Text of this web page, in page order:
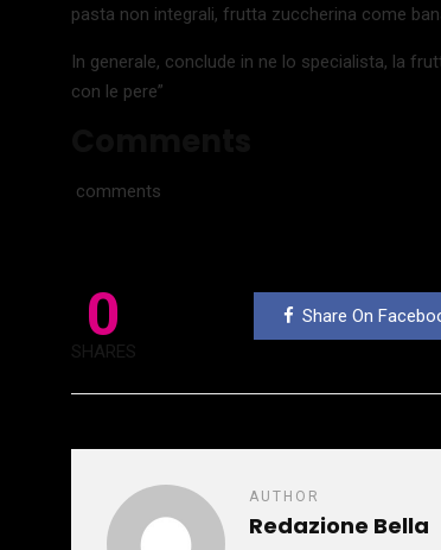
pasta non integrali, frutta zuccherina come
In generale, conclude in ne lo specialista, la
con le pere”
comments
0
SHARES
Share On
AUTHOR
Redazione Bella